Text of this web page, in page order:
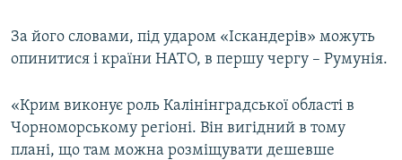
За його словами, під ударом «Іскандерів» можуть
опинитися і країни НАТО, в першу чергу – Румунія.
«Крим виконує роль Калінінградської області в
Чорноморському регіоні. Він вигідний в тому
плані, що там можна розміщувати дешевше